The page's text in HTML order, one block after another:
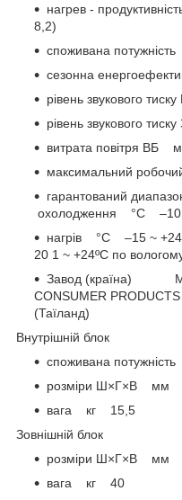
нагрев -
8,2)
споживана
сезонна
рівень звукового
рівень звукового
витрата повітря ВБ
максимальний
гарантований
охолодження °С –10
нагрів °С –15 ~
20 1 ~ +24ºC по
Завод (країна)
CONSUMER
(Таїланд)
Внутрішній блок
споживана
розміри Ш×Г×В мм
вага кг 15,5
Зовнішній блок
розміри Ш×Г×В мм
вага кг 40